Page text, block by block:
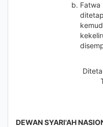
Fatwa
DEWAN SYARI'AH